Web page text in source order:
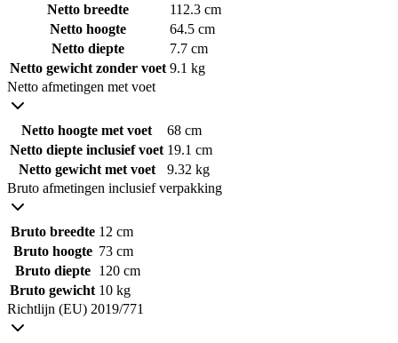
Netto breedte
112.3 cm
Netto hoogte
64.5 cm
Netto diepte
7.7 cm
Netto gewicht zonder voet 9.1 kg
Netto afmetingen met voet
Netto hoogte met voet
68 cm
Netto diepte inclusief voet 19.1 cm
Netto gewicht met voet
9.32 kg
Bruto afmetingen inclusief verpakking
Bruto breedte 12 cm
Bruto hoogte 73 cm
Bruto diepte
120 cm
Bruto gewicht 10 kg
Richtlijn (EU) 2019/771